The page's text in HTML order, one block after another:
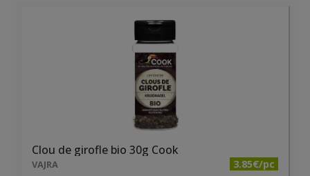
Clou de girofle bio 30g Cook
VAJRA 3.85€/pc